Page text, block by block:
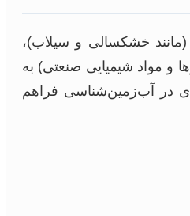
خشکسالی و سیلاب)،
و مواد شیمیایی صنعتی) به
در آب‌زمین‌شناسی فراهم